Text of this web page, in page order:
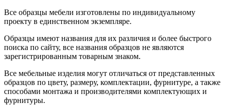
Все образцы мебели изготовлены по индивидуальному
проекту в единственном экземпляре.
Образцы имеют названия для их различия и более быстрого
поиска по сайту, все названия образцов не являются
зарегистрированным товарным знаком.
Все мебельные изделия могут отличаться от представленных
образцов по цвету, размеру, комплектации, фурнитуре, а также
способами монтажа и производителями комплектующих и
фурнитуры.